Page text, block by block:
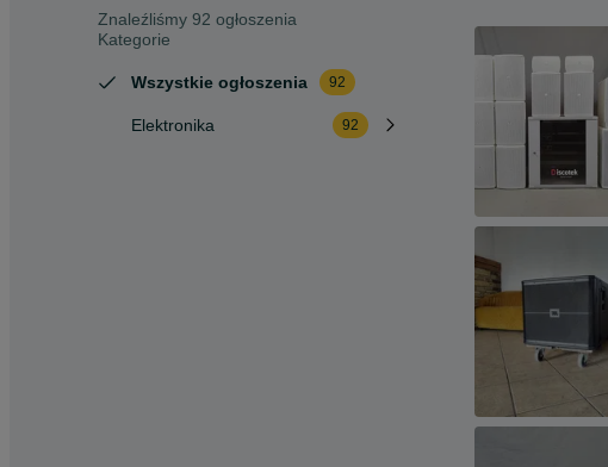
Znaleźliśmy 92 ogłoszenia
Kategorie
Wszystkie ogłoszenia 92
Elektronika 92